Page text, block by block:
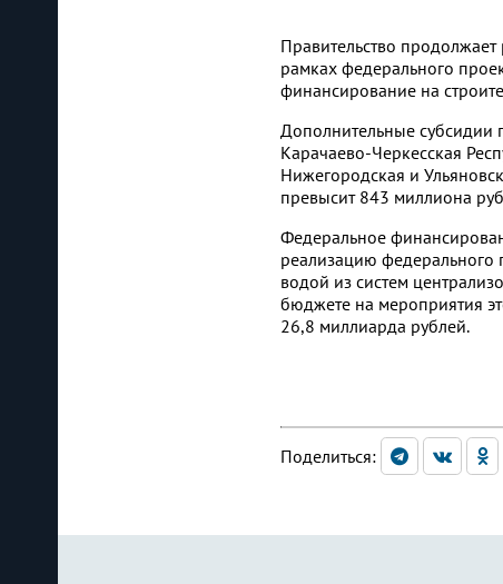
Правительство
рамках федерального
финансирование на
Дополнительные субсидии
Карачаево-Черкесская
Нижегородская и
превысит 843 миллиона
Федеральное
реализацию федерального
водой из систем
бюджете на мероприятия
26,8 миллиарда рублей.
Поделиться: